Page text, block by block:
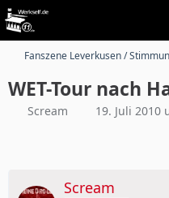
Fanszene Leverkusen /
WET-Tour nach
Scream 19. Juli 2010
Scream